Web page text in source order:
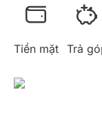
Tiền mặt Trả